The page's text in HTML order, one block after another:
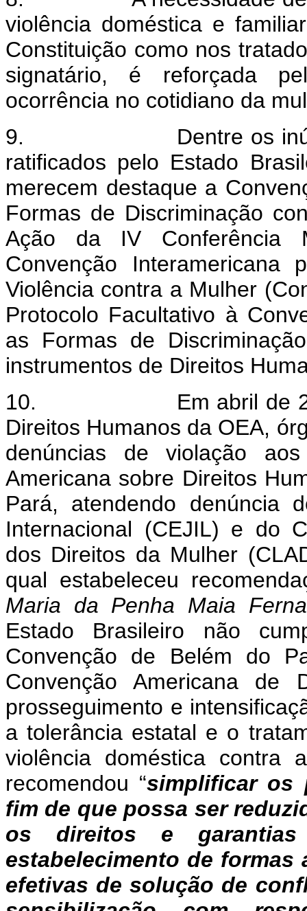
violência doméstica e
Constituição como nos
signatário, é reforçada
ocorrência no cotidiano da
9.
Dentre os
ratificados pelo Estado
merecem destaque a
Formas de Discriminação
Ação da IV Conferência
Convenção
Violência contra a Mulher
Protocolo Facultativo à
as Formas de
instrumentos de Direitos
10.
Em abril de
Direitos Humanos da OEA,
denúncias de violação
Americana sobre Direitos
Pará, atendendo denúncia
Internacional (CEJIL) e do
dos Direitos da Mulher
qual estabeleceu
Maria da Penha Maia
Estado Brasileiro não
Convenção de Belém do
Convenção Americana de
prosseguimento e
a tolerância estatal e o
violência doméstica contra
recomendou “simplificar os
fim de que possa ser
os direitos e
estabelecimento de
efetivas de solução de